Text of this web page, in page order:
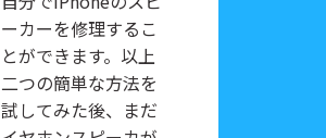
ーカーを修理するこ
とができます。以上
二つの簡単な方法を
試してみた後、まだ